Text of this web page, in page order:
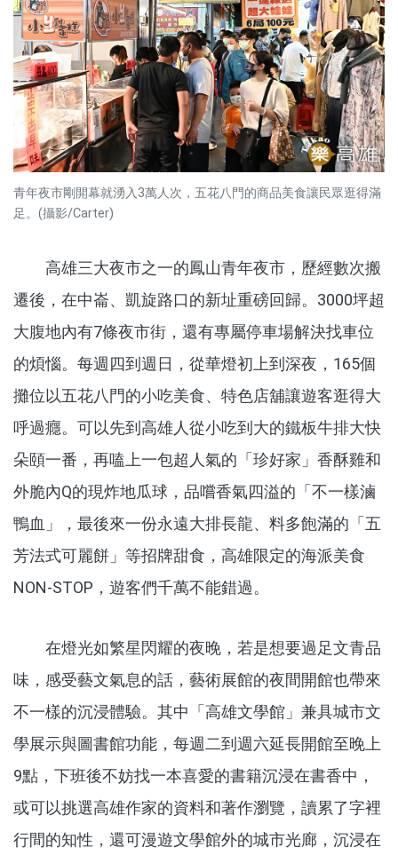
青年夜市剛開幕就湧入3萬人次，五花八門的商品美食讓民眾逛得滿
足。(攝影/Carter)
高雄三大夜市之一的鳳山青年夜市，歷經數次搬
遷後，在中崙、凱旋路口的新址重磅回歸。3000坪超
大腹地內有7條夜市街，還有專屬停車場解決找車位
的煩惱。每週四到週日，從華燈初上到深夜，165個
攤位以五花八門的小吃美食、特色店舖讓遊客逛得大
呼過癮。可以先到高雄人從小吃到大的鐵板牛排大快
朵頤一番，再嗑上一包超人氣的「珍好家」香酥雞和
外脆內Q的現炸地瓜球，品嚐香氣四溢的「不一樣滷
鴨血」，最後來一份永遠大排長龍、料多飽滿的「五
芳法式可麗餅」等招牌甜食，高雄限定的海派美食
NON-STOP，遊客們千萬不能錯過。
在燈光如繁星閃耀的夜晚，若是想要過足文青品
味，感受藝文氣息的話，藝術展館的夜間開館也帶來
不一樣的沉浸體驗。其中「高雄文學館」兼具城市文
學展示與圖書館功能，每週二到週六延長開館至晚上
9點，下班後不妨找一本喜愛的書籍沉浸在書香中，
或可以挑選高雄作家的資料和著作瀏覽，讀累了字裡
行間的知性，還可漫遊文學館外的城市光廊，沉浸在